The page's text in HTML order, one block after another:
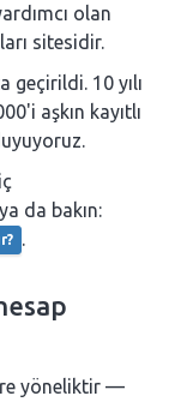
olan
sitesidir.
geçirildi. 10 yılı
aşkın kayıtlı
da bakın:
yöneliktir —